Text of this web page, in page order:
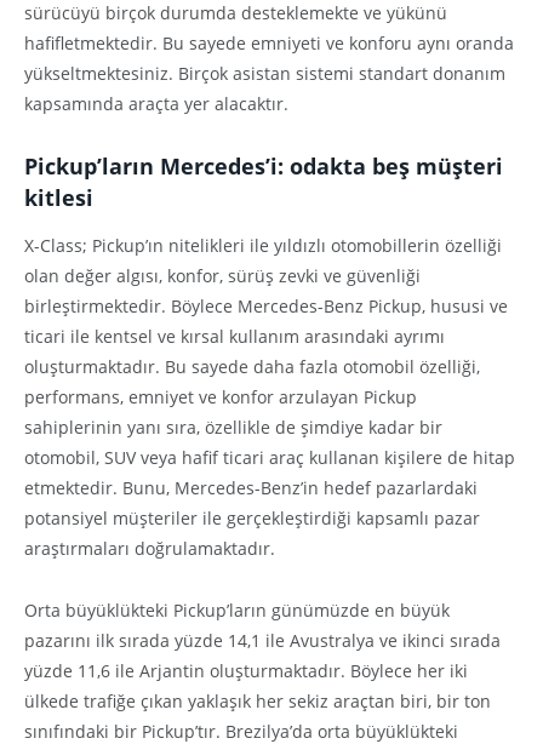
sürücüyü birçok durumda desteklemekte ve yükünü
hafifletmektedir. Bu sayede emniyeti ve konforu aynı oranda
yükseltmektesiniz. Birçok asistan sistemi standart donanım
kapsamında araçta yer alacaktır.
Pickup’ların Mercedes’i: odakta beş müşteri
kitlesi
X-Class; Pickup’ın nitelikleri ile yıldızlı otomobillerin özelliği
olan değer algısı, konfor, sürüş zevki ve güvenliği
birleştirmektedir. Böylece Mercedes-Benz Pickup, hususi ve
ticari ile kentsel ve kırsal kullanım arasındaki ayrımı
oluşturmaktadır. Bu sayede daha fazla otomobil özelliği,
performans, emniyet ve konfor arzulayan Pickup
sahiplerinin yanı sıra, özellikle de şimdiye kadar bir
otomobil, SUV veya hafif ticari araç kullanan kişilere de hitap
etmektedir. Bunu, Mercedes-Benz’in hedef pazarlardaki
potansiyel müşteriler ile gerçekleştirdiği kapsamlı pazar
araştırmaları doğrulamaktadır.
Orta büyüklükteki Pickup’ların günümüzde en büyük
pazarını ilk sırada yüzde 14,1 ile Avustralya ve ikinci sırada
yüzde 11,6 ile Arjantin oluşturmaktadır. Böylece her iki
ülkede trafiğe çıkan yaklaşık her sekiz araçtan biri, bir ton
sınıfındaki bir Pickup’tır. Brezilya’da orta büyüklükteki